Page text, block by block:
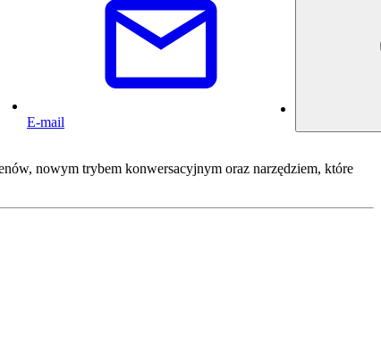
E-mail
nowym trybem konwersacyjnym oraz narzędziem, które